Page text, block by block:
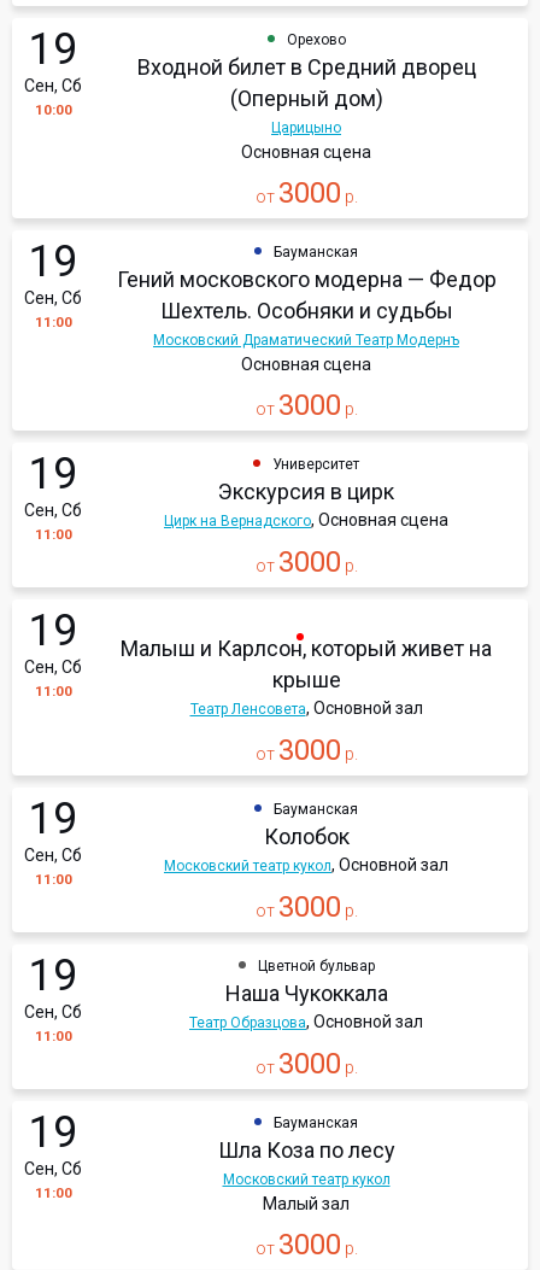
19
Сен, Сб
10:00
Орехово
Входной билет в Средний дворец
(Оперный дом)
Царицыно
Основная сцена
от 3000 р.
19
Сен, Сб
11:00
Бауманская
Гений московского модерна — Федор
Шехтель. Особняки и судьбы
Московский Драматический Театр Модернъ
Основная сцена
от 3000 р.
19
Сен, Сб
11:00
Университет
Экскурсия в цирк
Цирк на Вернадского, Основная сцена
от 3000 р.
19
Сен, Сб
11:00
Малыш и Карлсон, который живет на
крыше
Театр Ленсовета, Основной зал
от 3000 р.
19
Сен, Сб
11:00
Бауманская
Колобок
Московский театр кукол, Основной зал
от 3000 р.
19
Сен, Сб
11:00
Цветной бульвар
Наша Чукоккала
Театр Образцова, Основной зал
от 3000 р.
19
Сен, Сб
11:00
Бауманская
Шла Коза по лесу
Московский театр кукол
Малый зал
от 3000 р.